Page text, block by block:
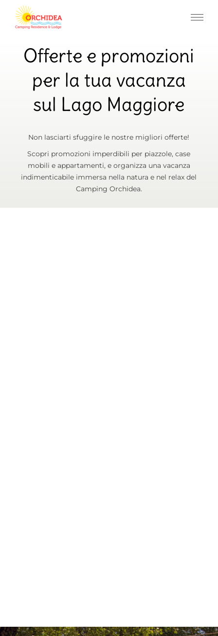
Offerte e promozioni
per la tua vacanza
sul Lago Maggiore
Non lasciarti sfuggire le nostre migliori offerte!
Scopri promozioni imperdibili per piazzole, case
mobili e appartamenti, e organizza una vacanza
indimenticabile immersa nella natura e nel relax del
Camping Orchidea.